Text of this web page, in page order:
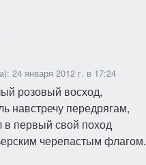
24 января 2012 г. в 17:24
розовый восход,
навстречу передрягам,
первый свой поход
черепастым флагом.